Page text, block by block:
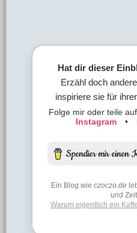
Hat dir dieser
Erzähl doch
inspiriere sie für
Folge mir oder teile
Instagram
•
Ein Blog wie czoczo.de
und
Warum eigentlich ein